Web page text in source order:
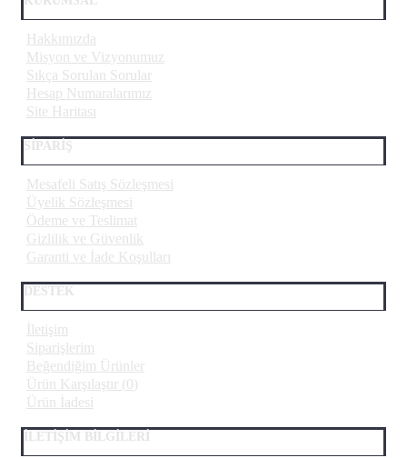
Hakkımızda
Misyon ve Vizyonumuz
Sıkça Sorulan Sorular
Hesap Numaralarımız
Site Haritası
SİPARİŞ
Mesafeli Satış Sözleşmesi
Üyelik Sözleşmesi
Ödeme ve Teslimat
Gizlilik ve Güvenlik
Garanti ve İade Koşulları
DESTEK
İletişim
Siparişlerim
Beğendiğim Ürünler
Ürün Karşılaştır (0 )
Ürün İadesi
İLETİŞİM BİLGİLERİ